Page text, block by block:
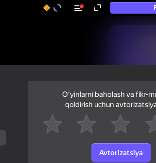
50+
Oʻyinlarni baholash va fikr-
qoldirish uchun
Avtorizatsiya